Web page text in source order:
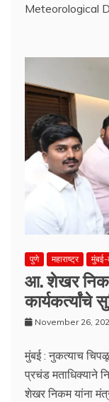
Meteorological
पुणे महाराष्ट्र
आ. शेखर निकम
November 26,
मुंबई : नुकत्याच
प्रचंड मताधिक्याने
शेखर निकम यांना